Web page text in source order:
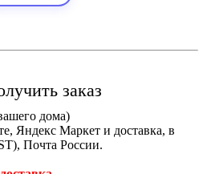
заказ
дома)
Яндекс Маркет и доставка, в
Почта России.